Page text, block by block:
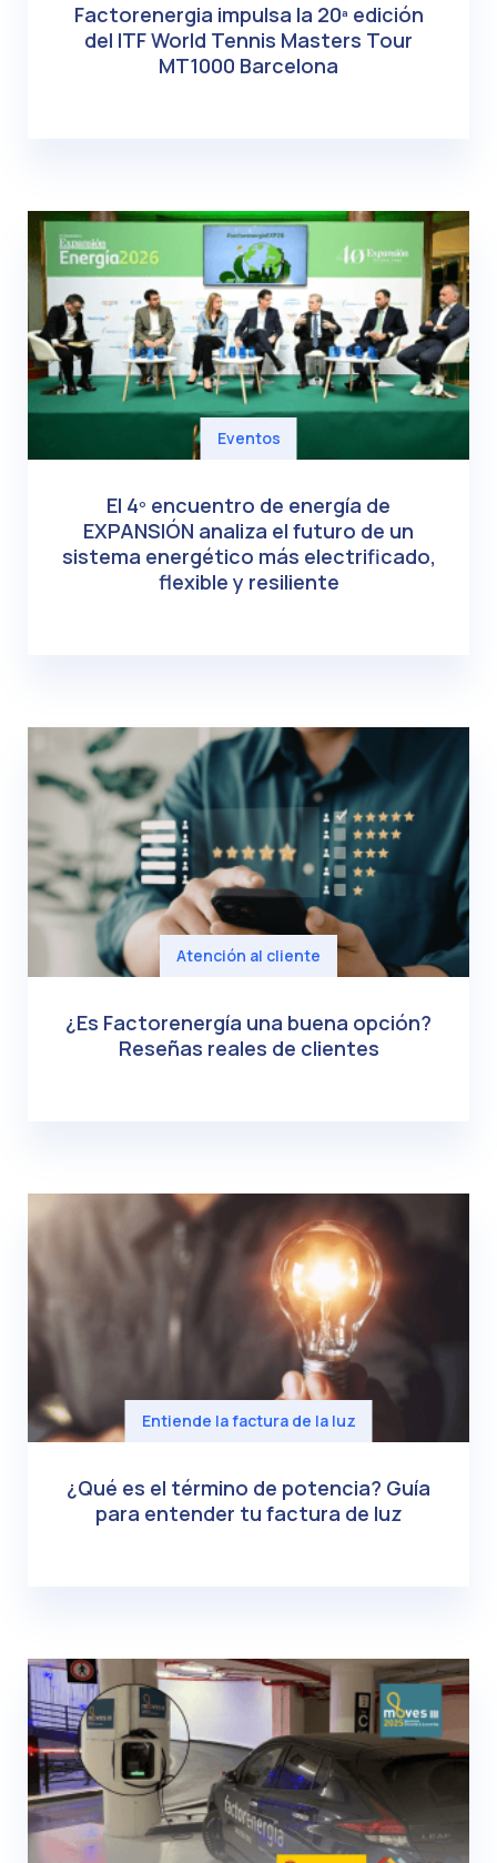
Factorenergia impulsa la 20ª edición
del ITF World Tennis Masters Tour
MT1000 Barcelona
Eventos
El 4º encuentro de energía de
EXPANSIÓN analiza el futuro de un
sistema energético más electrificado,
flexible y resiliente
Atención al cliente
¿Es Factorenergía una buena opción?
Reseñas reales de clientes
Entiende la factura de la luz
¿Qué es el término de potencia? Guía
para entender tu factura de luz